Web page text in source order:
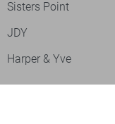
Sisters Point
JDY
Harper & Yve